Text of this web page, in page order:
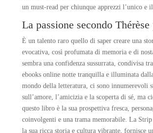
un must-read per chiunque apprezzi l’unico e
La passione secondo Thérèse
È un talento raro quello di saper creare una
evocativa, così profumata di memoria e di
sembra una confidenza sussurrata, condivisa
ebooks online notte tranquilla e illuminata
mondo della letteratura, ci sono innumerevoli
sull’amore, l’amicizia e la scoperta di sé, ma
questo libro è la sua prospettiva fresca,
coinvolgenti e una trama memorabile. La
la sua ricca storia e cultura vibrante, fornisce